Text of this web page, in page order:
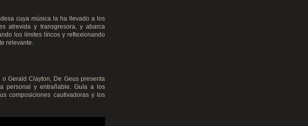
cuya música la ha llevado a los
atrevida y transgresora, y abarca
los límites líricos y reflexionando
relevante.
Gerald Clayton, De Geus presenta
personal y entrañable. Guía a los
composiciones cautivadoras y los